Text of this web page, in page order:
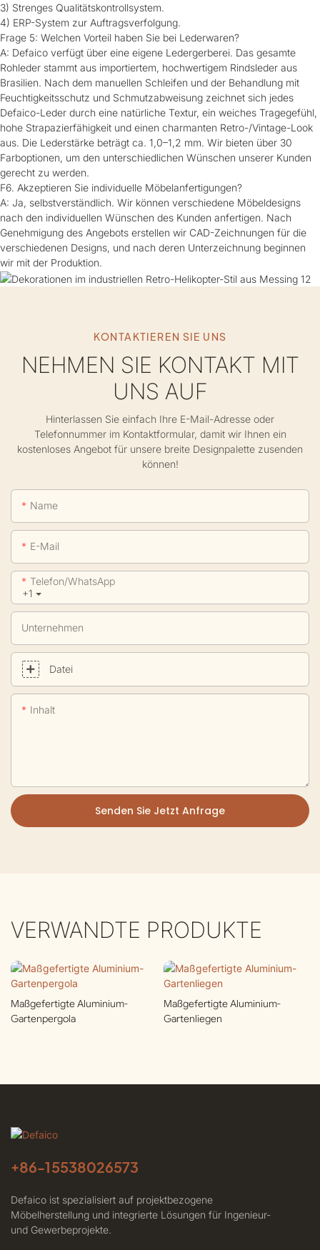
3) Strenges Qualitätskontrollsystem.
4) ERP-System zur Auftragsverfolgung.
Frage 5: Welchen Vorteil haben Sie bei Lederwaren?
A: Defaico verfügt über eine eigene Ledergerberei. Das gesamte
Rohleder stammt aus importiertem, hochwertigem Rindsleder aus
Brasilien. Nach dem manuellen Schleifen und der Behandlung mit
Feuchtigkeitsschutz und Schmutzabweisung zeichnet sich jedes
Defaico-Leder durch eine natürliche Textur, ein weiches Tragegefühl,
hohe Strapazierfähigkeit und einen charmanten Retro-/Vintage-Look
aus. Die Lederstärke beträgt ca. 1,0–1,2 mm. Wir bieten über 30
Farboptionen, um den unterschiedlichen Wünschen unserer Kunden
gerecht zu werden.
F6. Akzeptieren Sie individuelle Möbelanfertigungen?
A: Ja, selbstverständlich. Wir können verschiedene Möbeldesigns
nach den individuellen Wünschen des Kunden anfertigen. Nach
Genehmigung des Angebots erstellen wir CAD-Zeichnungen für die
verschiedenen Designs, und nach deren Unterzeichnung beginnen
wir mit der Produktion.
KONTAKTIEREN SIE UNS
NEHMEN SIE KONTAKT MIT
UNS AUF
Hinterlassen Sie einfach Ihre E-Mail-Adresse oder
Telefonnummer im Kontaktformular, damit wir Ihnen ein
kostenloses Angebot für unsere breite Designpalette zusenden
können!
Name
E-Mail
+1
Telefon/WhatsApp
Unternehmen
Datei
Inhalt
Senden Sie Jetzt Anfrage
VERWANDTE PRODUKTE
Maßgefertigte Aluminium-
Gartenpergola
Maßgefertigte Aluminium-
Gartenliegen
+86-15538026573
Defaico ist spezialisiert auf projektbezogene
Möbelherstellung und integrierte Lösungen für Ingenieur-
und Gewerbeprojekte.